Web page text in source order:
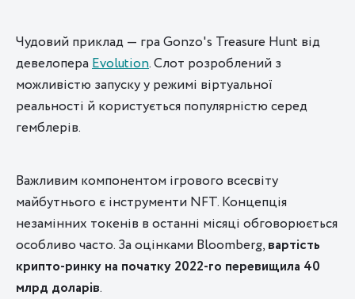
Чудовий приклад — гра Gonzo's Treasure Hunt від
девелопераEvolution. Слот розроблений з
можливістю запуску у режимі віртуальної
реальності й користується популярністю серед
гемблерів.
Важливим компонентом ігрового всесвіту
майбутнього є інструменти NFT. Концепція
незамінних токенів в останні місяці обговорюється
особливо часто. За оцінками Bloomberg, вартість
крипто-ринку на початку 2022-го перевищила 40
млрд доларів.